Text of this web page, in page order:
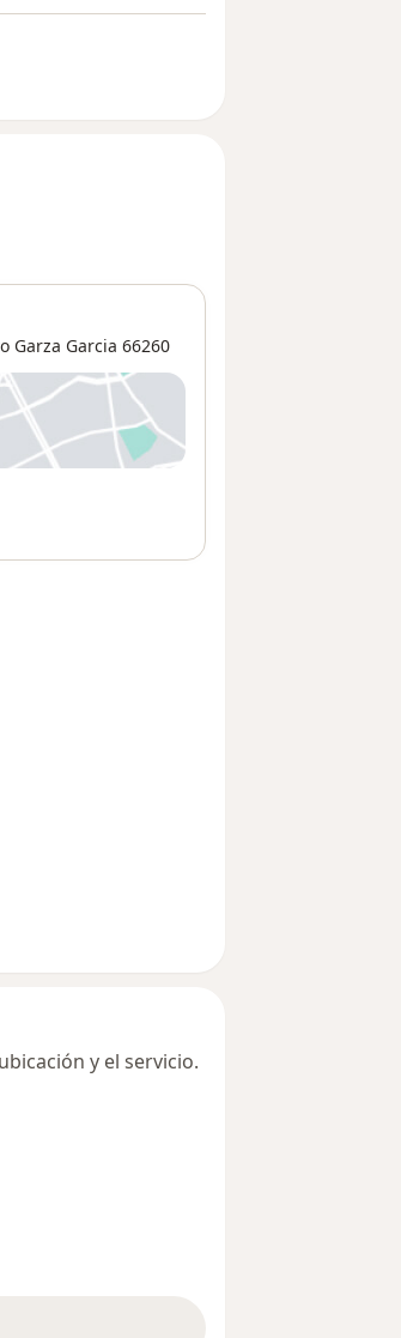
Garza Garcia 66260
pestaña
y el servicio.